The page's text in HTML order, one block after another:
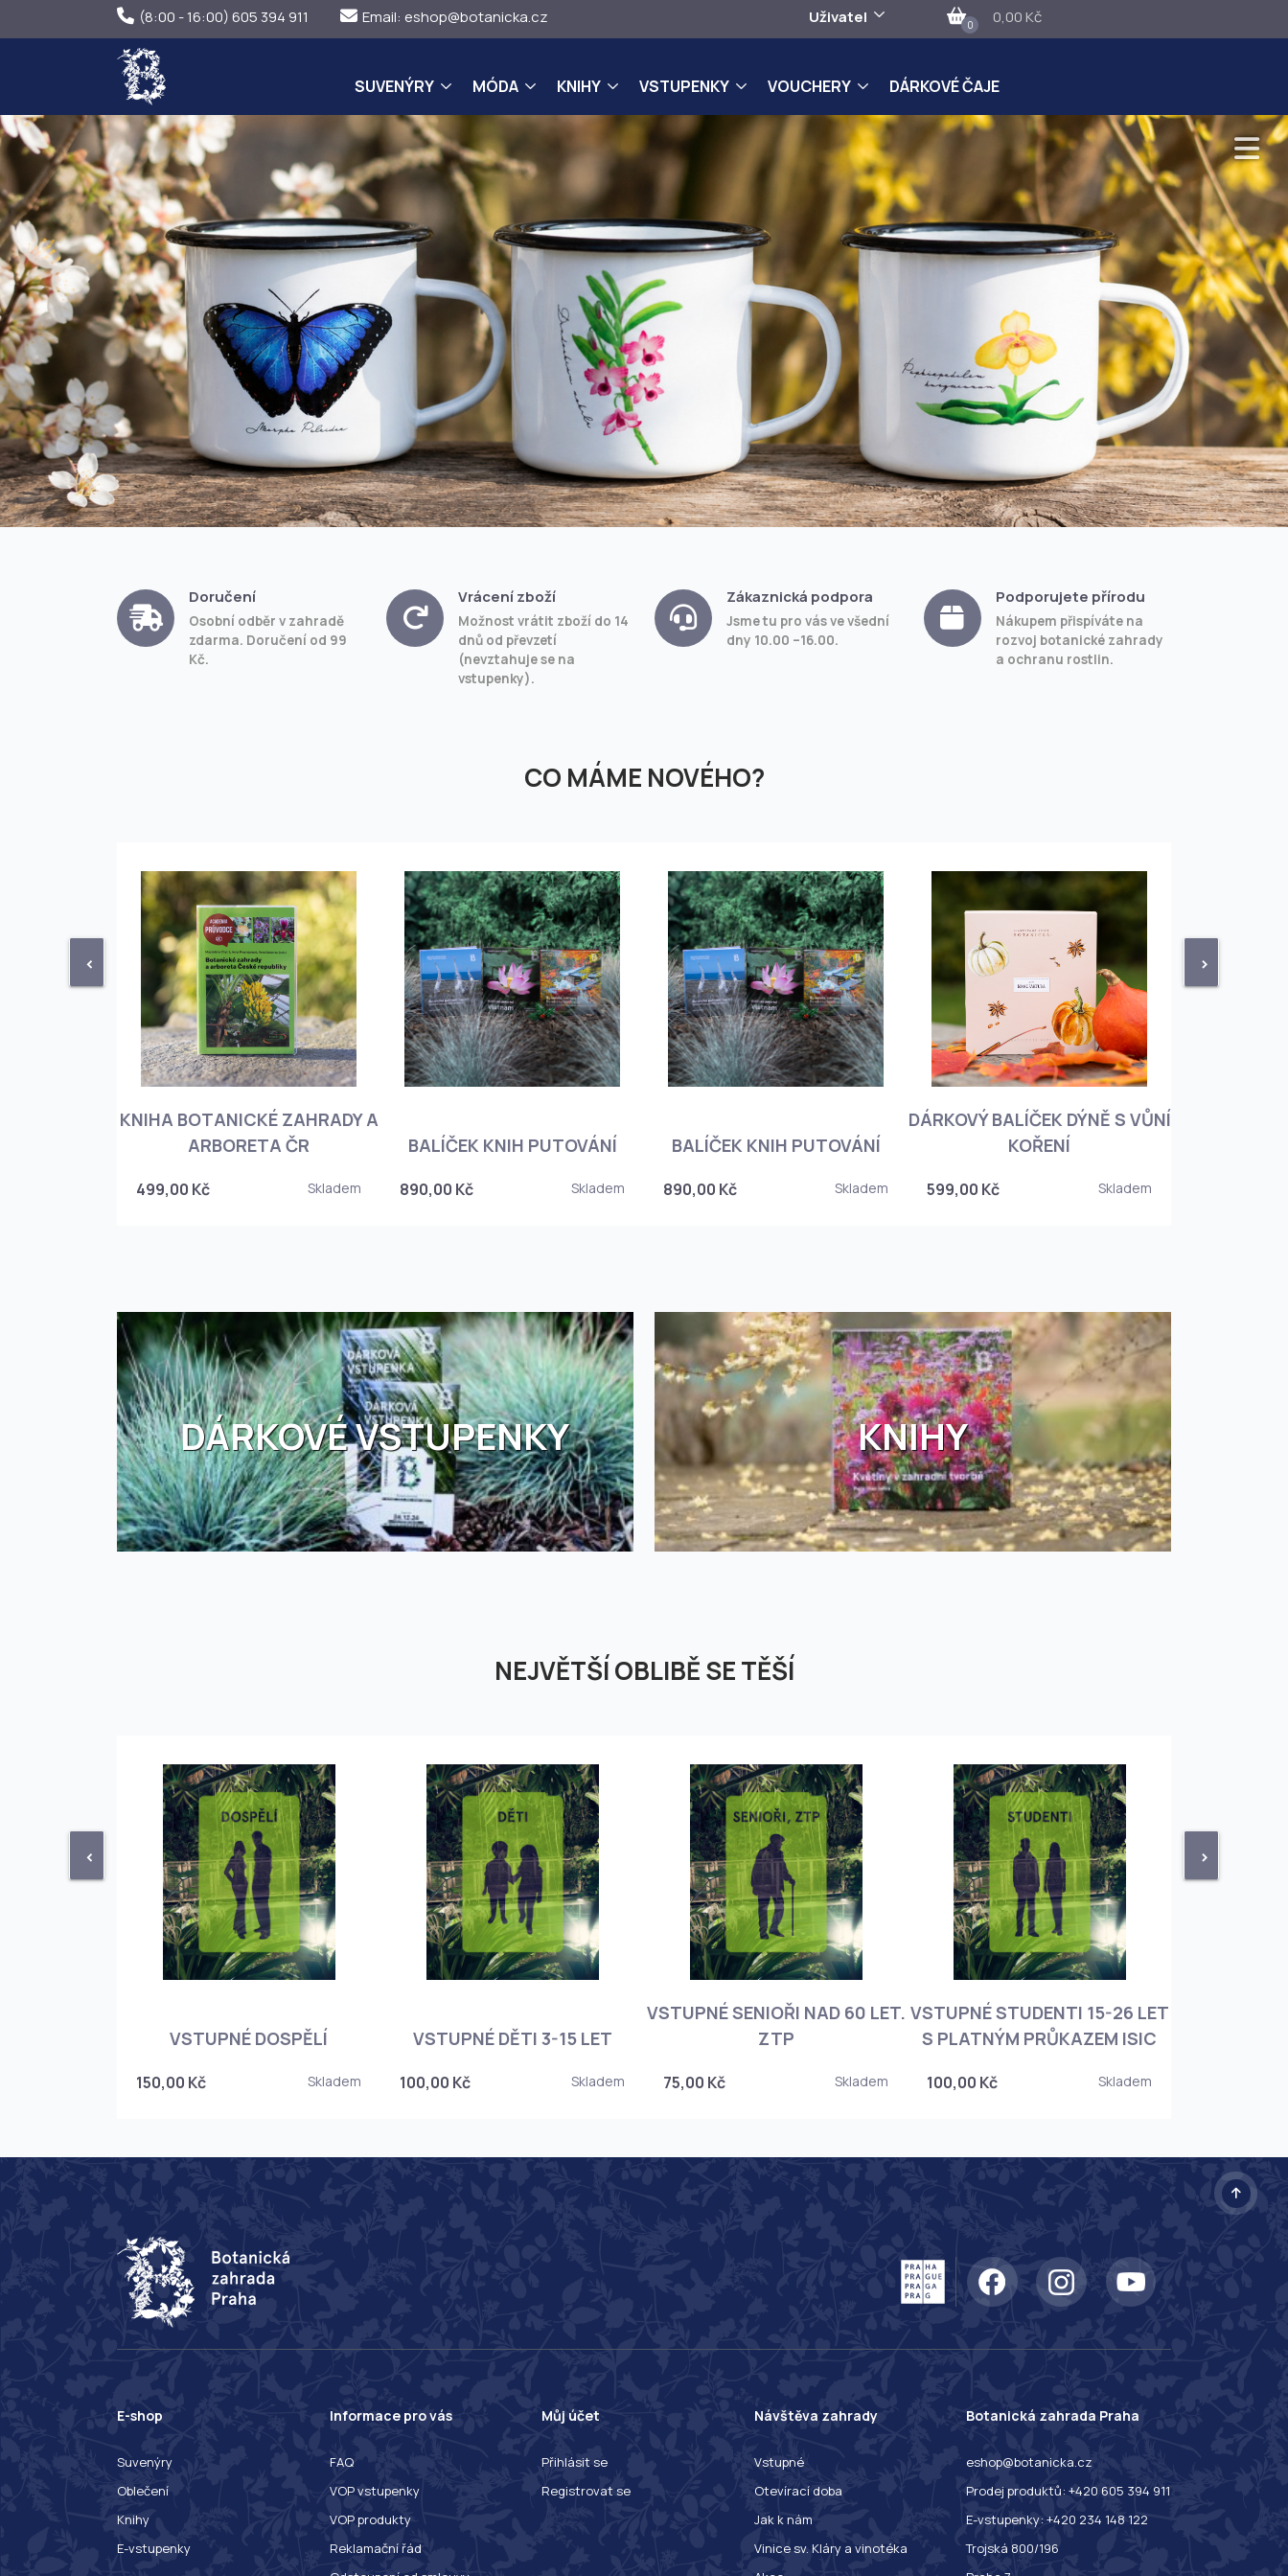
(8:00 - 16:00) 605 394 911 Email: eshop@botanicka.cz Uživatel 0 0,00 Kč
SUVENÝRY MÓDA KNIHY VSTUPENKY VOUCHERY DÁRKOVÉ ČAJE
Doručení
Osobní odběr v zahradě
zdarma. Doručení od 99
Kč.
Vrácení zboží
Možnost vrátit zboží do 14
dnů od převzetí
(nevztahuje se na
vstupenky).
Zákaznická podpora
Jsme tu pro vás ve všední
dny 10.00 –16.00.
Podporujete přírodu
Nákupem přispíváte na
rozvoj botanické zahrady
a ochranu rostlin.
CO MÁME NOVÉHO?
< >
KNIHA BOTANICKÉ ZAHRADY A
ARBORETA ČR
499,00 Kč Skladem
BALÍČEK KNIH PUTOVÁNÍ
890,00 Kč Skladem
BALÍČEK KNIH PUTOVÁNÍ
890,00 Kč Skladem
DÁRKOVÝ BALÍČEK DÝNĚ S VŮNÍ
KOŘENÍ
599,00 Kč Skladem
DÁRKOVÉ VSTUPENKY KNIHY
NEJVĚTŠÍ OBLIBĚ SE TĚŠÍ
< >
VSTUPNÉ DOSPĚLÍ
150,00 Kč Skladem
VSTUPNÉ DĚTI 3-15 LET
100,00 Kč Skladem
VSTUPNÉ SENIOŘI NAD 60 LET.
ZTP
75,00 Kč Skladem
VSTUPNÉ STUDENTI 15-26 LET
S PLATNÝM PRŮKAZEM ISIC
100,00 Kč Skladem
E-shop
Suvenýry
Oblečení
Knihy
E-vstupenky
Informace pro vás
FAQ
VOP vstupenky
VOP produkty
Reklamační řád
Můj účet
Přihlásit se
Registrovat se
Návštěva zahrady
Vstupné
Otevírací doba
Jak k nám
Vinice sv. Kláry a vinotéka
Botanická zahrada Praha
eshop@botanicka.cz
Prodej produktů: +420 605 394 911
E-vstupenky: +420 234 148 122
Trojská 800/196